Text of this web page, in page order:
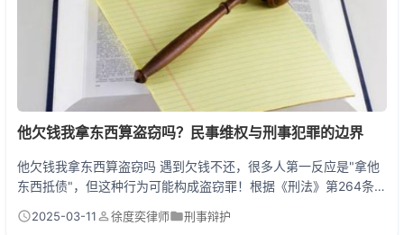
他欠钱我拿东西算盗窃吗？民事维权与刑事犯罪的边界
他欠钱我拿东西算盗窃吗 遇到欠钱不还，很多人第一反应是"拿他
东西抵债"，但这种行为可能构成盗窃罪！根据《刑法》第264条，
取财物超过2000元就可能面临刑事处罚。正确的做法是通过法律
2025-03-11 徐度奕律师 刑事辩护